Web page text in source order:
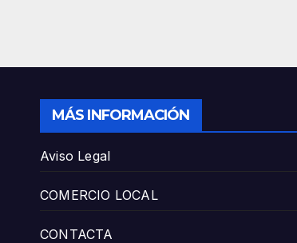
MÁS INFORMACIÓN
Aviso Legal
COMERCIO LOCAL
CONTACTA